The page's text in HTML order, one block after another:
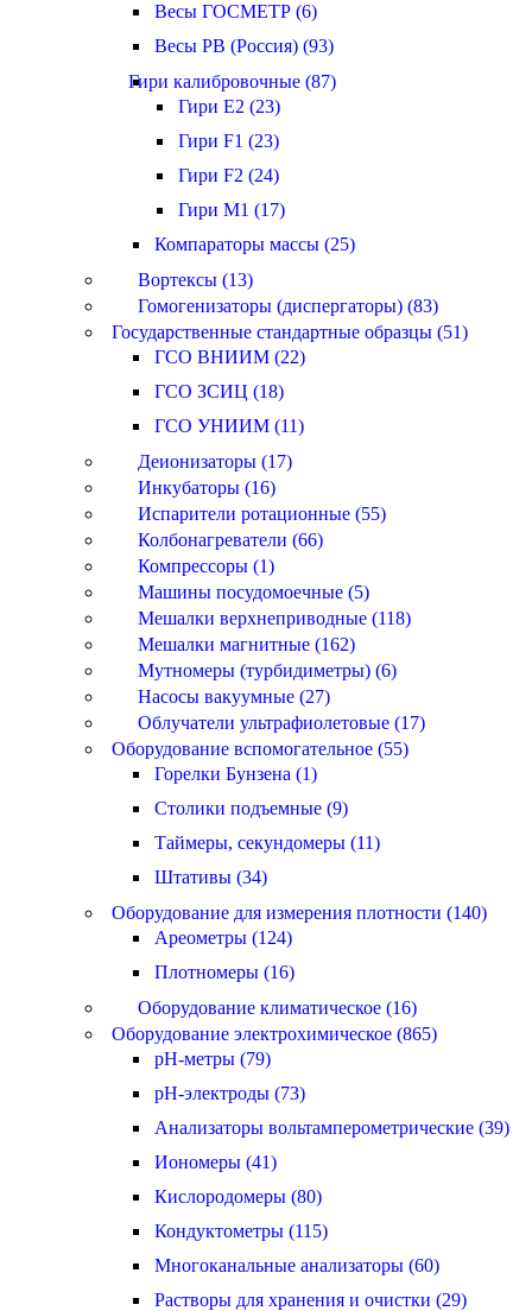
Весы ГОСМЕТР (6)
Весы РВ (Россия) (93)
Гири калибровочные (87)
Гири E2 (23)
Гири F1 (23)
Гири F2 (24)
Гири M1 (17)
Компараторы массы (25)
Вортексы (13)
Гомогенизаторы (диспергаторы) (83)
Государственные стандартные образцы (51)
ГСО ВНИИМ (22)
ГСО ЗСИЦ (18)
ГСО УНИИМ (11)
Деионизаторы (17)
Инкубаторы (16)
Испарители ротационные (55)
Колбонагреватели (66)
Компрессоры (1)
Машины посудомоечные (5)
Мешалки верхнеприводные (118)
Мешалки магнитные (162)
Мутномеры (турбидиметры) (6)
Насосы вакуумные (27)
Облучатели ультрафиолетовые (17)
Оборудование вспомогательное (55)
Горелки Бунзена (1)
Столики подъемные (9)
Таймеры, секундомеры (11)
Штативы (34)
Оборудование для измерения плотности (140)
Ареометры (124)
Плотномеры (16)
Оборудование климатическое (16)
Оборудование электрохимическое (865)
pH-метры (79)
pH-электроды (73)
Анализаторы вольтамперометрические (39)
Иономеры (41)
Кислородомеры (80)
Кондуктометры (115)
Многоканальные анализаторы (60)
Растворы для хранения и очистки (29)